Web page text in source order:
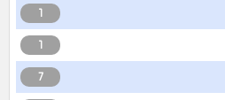
1
1
7